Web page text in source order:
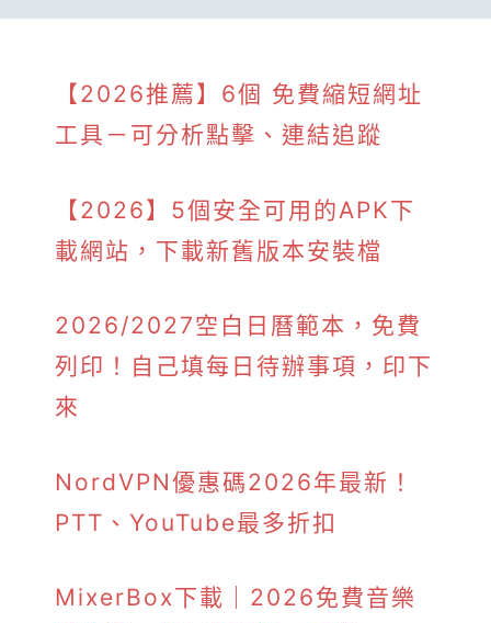
【2026推薦】6個 免費縮短網址
工具－可分析點擊、連結追蹤
【2026】5個安全可用的APK下
載網站，下載新舊版本安裝檔
2026/2027空白日曆範本，免費
列印！自己填每日待辦事項，印下
來
NordVPN優惠碼2026年最新！
PTT、YouTube最多折扣
MixerBox下載｜2026免費音樂